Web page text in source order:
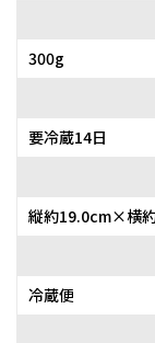
300g
要冷蔵14日
縦約19.0cm×横
冷蔵便